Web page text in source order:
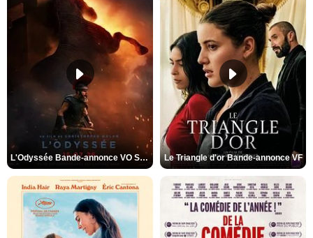
L'Odyssée Bande-annonce VO STFR Le Triangle d'or Bande-annonce VF